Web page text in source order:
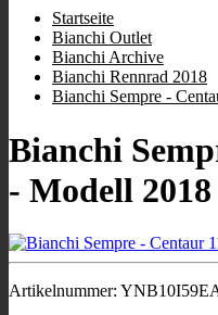
Startseite
Bianchi Outlet
Bianchi Archive
Bianchi Rennrad 2018
Bianchi Sempre -
Bianchi
- Modell 2018
Artikelnummer: